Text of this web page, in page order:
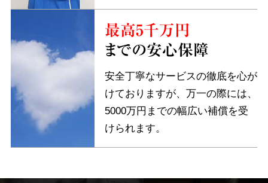
最高5千万円
までの安心保障
安全丁寧なサービスの徹底を心が
けておりますが、万一の際には、
5000万円までの幅広い補償を受
けられます。